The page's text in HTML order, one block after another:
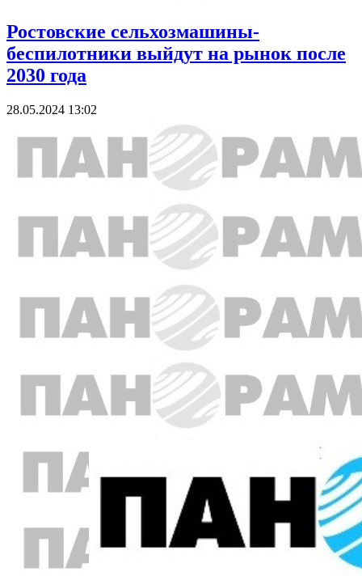
Ростовские сельхозмашины-
беспилотники выйдут на рынок после
2030 года
28.05.2024 13:02